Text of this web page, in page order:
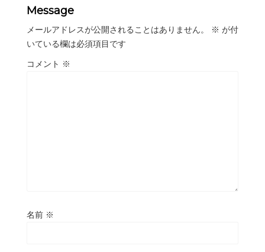
Message
メールアドレスが公開されることはありません。 ※ が付
いている欄は必須項目です
コメント ※
名前 ※